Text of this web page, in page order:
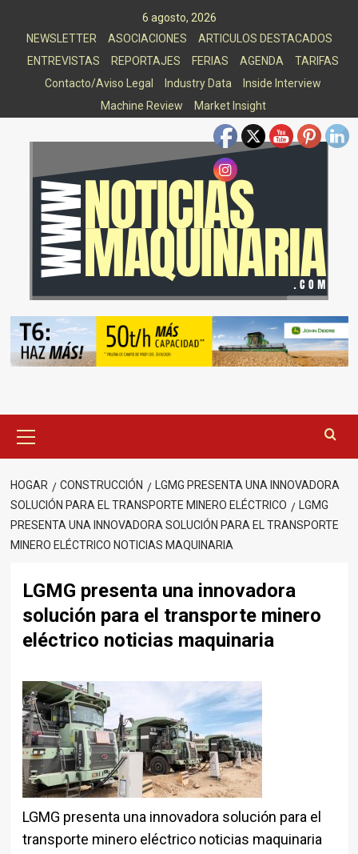
6 agosto, 2026
NEWSLETTER
ASOCIACIONES
ARTICULOS DESTACADOS
ENTREVISTAS
REPORTAJES FERIAS AGENDA
TARIFAS
Contacto/Aviso Legal
Industry Data
Inside Interview
Machine Review
Market Insight
principal
HOGAR CONSTRUCCIÓN
LGMG PRESENTA UNA INNOVADORA
SOLUCIÓN PARA EL TRANSPORTE MINERO ELÉCTRICO
LGMG
PRESENTA UNA INNOVADORA SOLUCIÓN PARA EL TRANSPORTE
MINERO ELÉCTRICO NOTICIAS MAQUINARIA
LGMG presenta una innovadora
solución para el transporte minero
eléctrico noticias maquinaria
LGMG presenta una innovadora solución para el
transporte minero eléctrico noticias maquinaria